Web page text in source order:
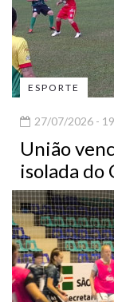
ESPORTE
27/07/2026 -
União
isolada do